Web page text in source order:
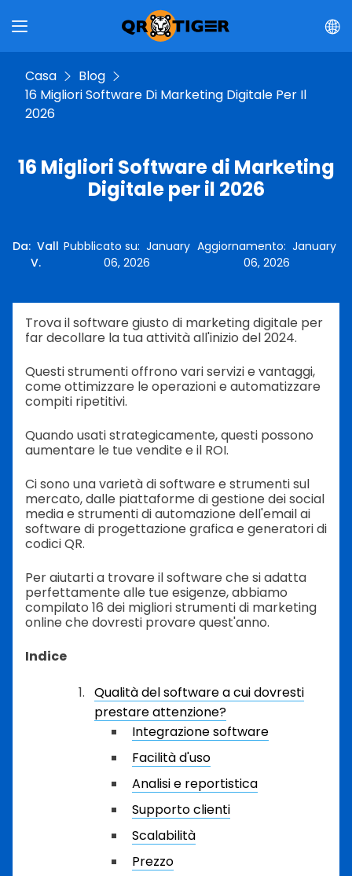
Casa
Blog
16 Migliori Software Di Marketing Digitale Per Il
2026
16 Migliori Software di Marketing
Digitale per il 2026
Da: Vall
V.
Pubblicato su: January
06, 2026
Aggiornamento:January
06, 2026
Trova il software giusto di marketing digitale per
far decollare la tua attività all'inizio del 2024.
Questi strumenti offrono vari servizi e vantaggi,
come ottimizzare le operazioni e automatizzare
compiti ripetitivi.
Quando usati strategicamente, questi possono
aumentare le tue vendite e il ROI.
Ci sono una varietà di software e strumenti sul
mercato, dalle piattaforme di gestione dei social
media e strumenti di automazione dell'email ai
software di progettazione grafica e generatori di
codici QR.
Per aiutarti a trovare il software che si adatta
perfettamente alle tue esigenze, abbiamo
compilato 16 dei migliori strumenti di marketing
online che dovresti provare quest'anno.
Indice
Qualità del software a cui dovresti
prestare attenzione?
Integrazione software
Facilità d'uso
Analisi e reportistica
Supporto clienti
Scalabilità
Prezzo